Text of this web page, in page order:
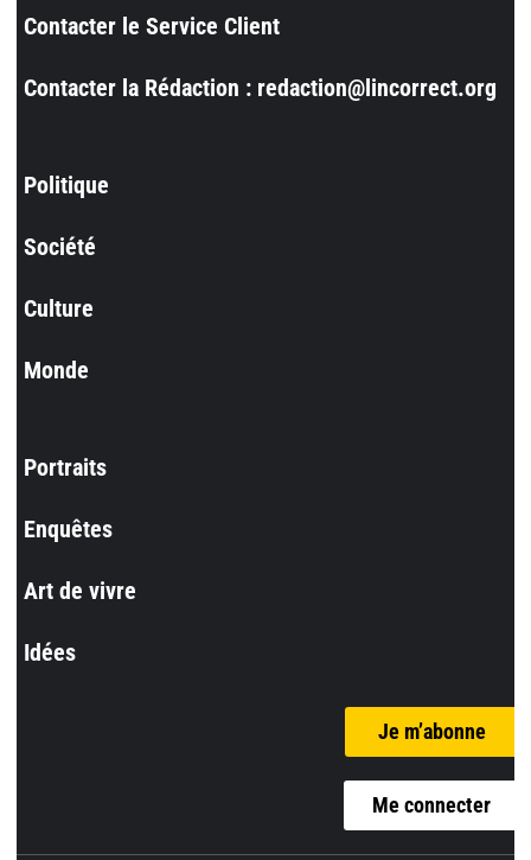
Contacter le Service Client
Contacter la Rédaction : redaction@lincorrect.org
Politique
Société
Culture
Monde
Portraits
Enquêtes
Art de vivre
Idées
Je m’abonne
Me connecter